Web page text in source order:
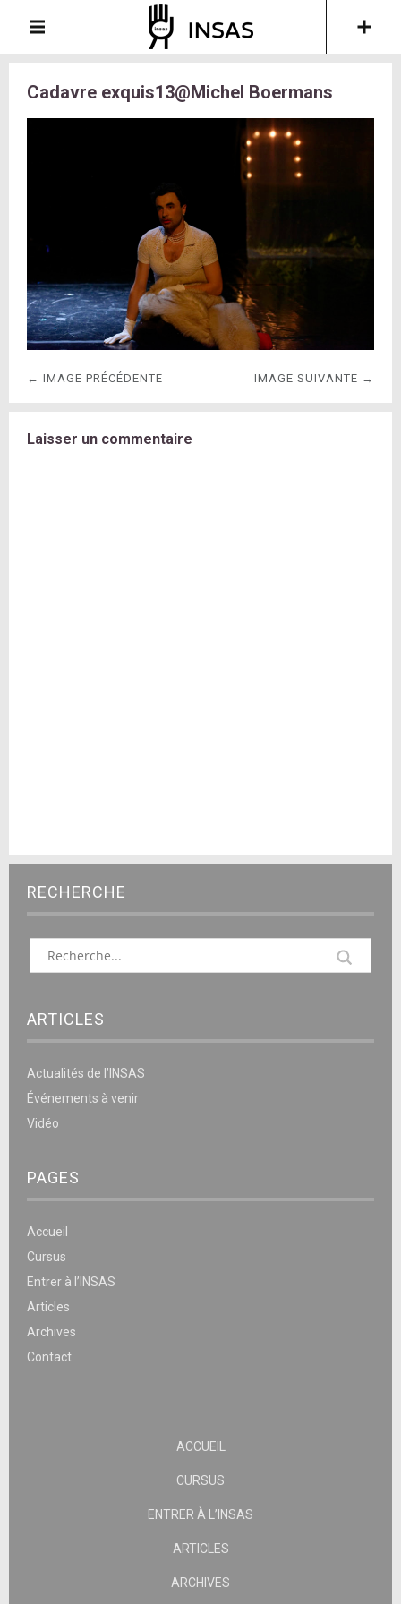
Cadavre exquis13@Michel Boermans
← IMAGE PRÉCÉDENTE IMAGE SUIVANTE →
Laisser un commentaire
RECHERCHE
ARTICLES
Actualités de l’INSAS
Événements à venir
Vidéo
PAGES
Accueil
Cursus
Entrer à l’INSAS
Articles
Archives
Contact
ACCUEIL
CURSUS
ENTRER À L’INSAS
ARTICLES
ARCHIVES